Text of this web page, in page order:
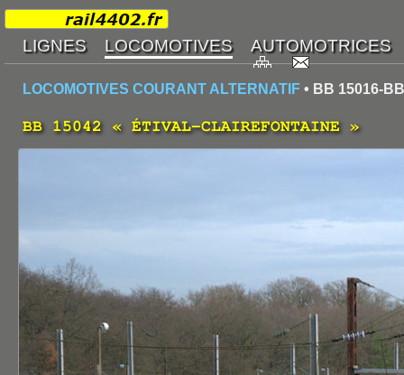
LOCOMOTIVES COURANT ALTERNATIF • BB 15016-
BB 15042 « ÉTIVAL-CLAIREFONTAINE »